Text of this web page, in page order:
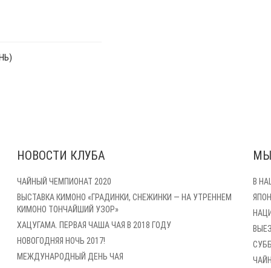
НОВОСТИ КЛУБА
ЧАЙНЫЙ ЧЕМПИОНАТ 2020
ВЫСТАВКА КИМОНО «ГРАДИНКИ, СНЕЖИНКИ — НА УТРЕННЕМ
КИМОНО ТОНЧАЙШИЙ УЗОР»
ХАЦУГАМА. ПЕРВАЯ ЧАША ЧАЯ В 2018 ГОДУ
НОВОГОДНЯЯ НОЧЬ 2017!
МЕЖДУНАРОДНЫЙ ДЕНЬ ЧАЯ
В